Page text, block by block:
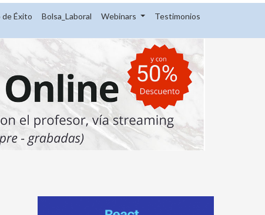
de Éxito Bolsa_Laboral Webinars Testimonios